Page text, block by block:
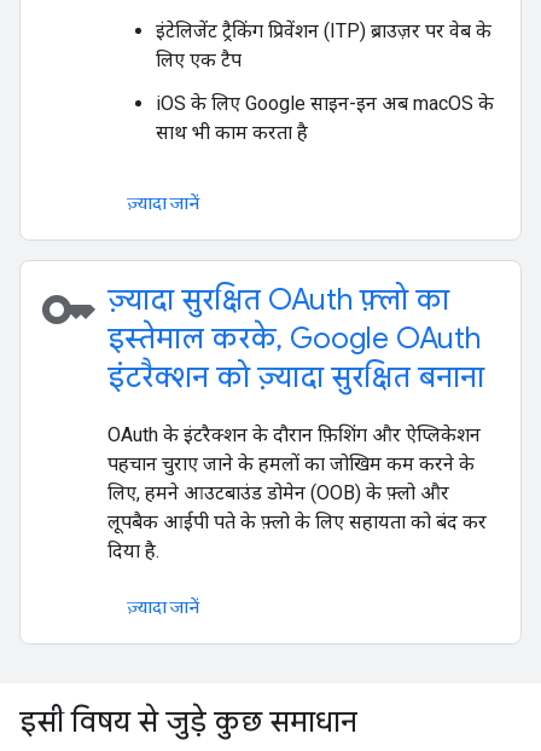
इंटेलिजेंट ट्रैकिंग प्रिवेंशन (ITP) ब्राउज़र पर वेब के
लिए एक टैप
iOS के लिए Google साइन-इन अब macOS के
साथ भी काम करता है
ज़्यादा जानें
key ज़्यादा सुरक्षित OAuth फ़्लो का
इस्तेमाल करके, Google OAuth
इंटरैक्शन को ज़्यादा सुरक्षित बनाना
OAuth के इंटरैक्शन के दौरान फ़िशिंग और ऐप्लिकेशन
पहचान चुराए जाने के हमलों का जोखिम कम करने के
लिए, हमने आउटबाउंड डोमेन (OOB) के फ़्लो और
लूपबैक आईपी पते के फ़्लो के लिए सहायता को बंद कर
दिया है.
ज़्यादा जानें
इसी विषय से जुड़े कुछ समाधान